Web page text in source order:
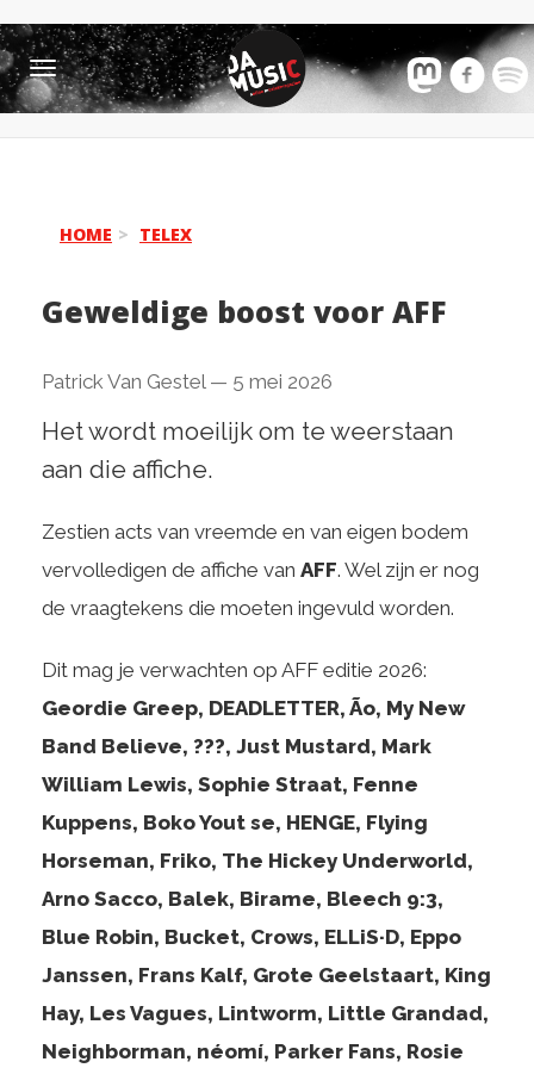
Toggle
navigation
HOME TELEX
Geweldige boost voor AFF
Patrick Van Gestel— 5 mei 2026
Het wordt moeilijk om te weerstaan
aan die affiche.
Zestien acts van vreemde en van eigen bodem
vervolledigen de affiche van AFF. Wel zijn er nog
de vraagtekens die moeten ingevuld worden.
Dit mag je verwachten op AFF editie 2026:
Geordie Greep, DEADLETTER, Ão, My New
Band Believe, ???, Just Mustard, Mark
William Lewis, Sophie Straat, Fenne
Kuppens, Boko Yout se, HENGE, Flying
Horseman, Friko, The Hickey Underworld,
Arno Sacco, Balek, Birame, Bleech 9:3,
Blue Robin, Bucket, Crows, ELLiS·D, Eppo
Janssen, Frans Kalf, Grote Geelstaart, King
Hay, Les Vagues, Lintworm, Little Grandad,
Neighborman, néomí, Parker Fans, Rosie